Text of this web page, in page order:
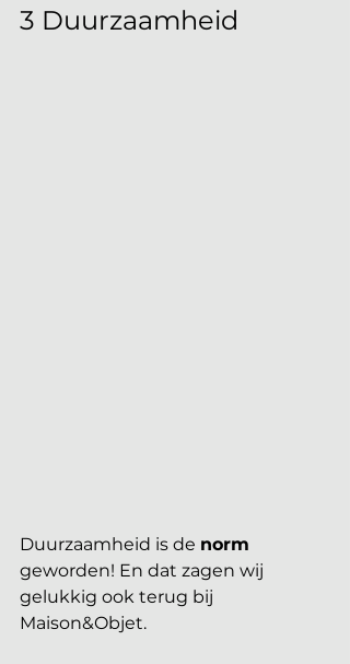
3 Duurzaamheid
Duurzaamheid is de norm
geworden! En dat zagen wij
gelukkig ook terug bij
Maison&Objet.